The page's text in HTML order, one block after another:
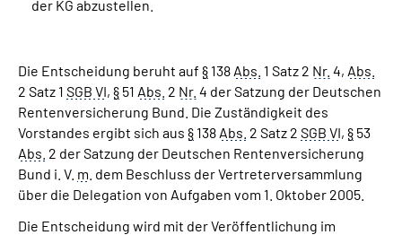
der KG abzustellen.
Die Entscheidung beruht auf § 138 Abs. 1 Satz 2 Nr. 4, Abs.
2 Satz 1 SGB VI, § 51 Abs. 2 Nr. 4 der Satzung der Deutschen
Rentenversicherung Bund. Die Zuständigkeit des
Vorstandes ergibt sich aus § 138 Abs. 2 Satz 2 SGB VI, § 53
Abs. 2 der Satzung der Deutschen Rentenversicherung
Bund i. V. m . dem Beschluss der Vertreterversammlung
über die Delegation von Aufgaben vom 1. Oktober 2005.
Die Entscheidung wird mit der Veröffentlichung im